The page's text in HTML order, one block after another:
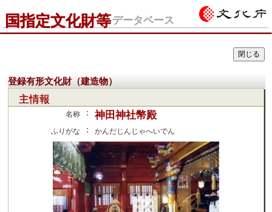
国指定文化財等データベース
登録有形文化財（建造物）
主情報
名称 ： 神田神社幣殿
ふりがな ： かんだじんじゃへいでん